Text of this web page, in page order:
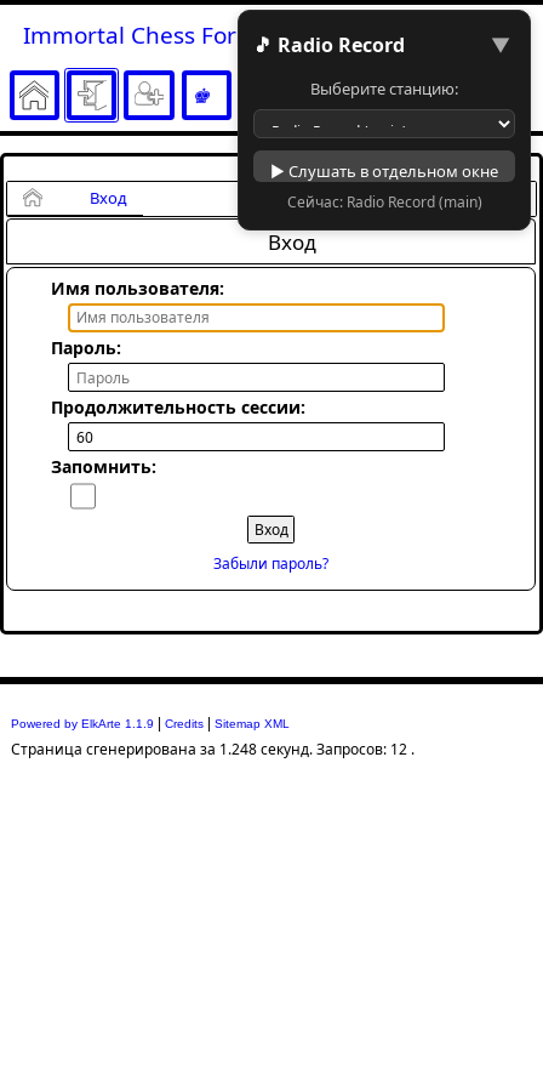
🎵 Radio Record ▼
Выберите станцию:
▶ Слушать в отдельном окне
Сейчас: Radio Record (main)
Immortal Chess Forum
НачалоВход
Вход
Имя пользователя:
Пароль:
Продолжительность сессии:
Запомнить:
Забыли пароль?
Powered by ElkArte 1.1.9 |Credits |Sitemap XML
Страница сгенерирована за 1.248 секунд. Запросов: 12 .